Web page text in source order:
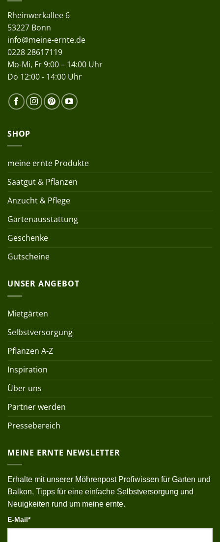
Rheinwerkallee 6
53227 Bonn
info@meine-ernte.de
0228 28617119
Mo-Mi, Fr 9:00 – 14:00 Uhr
Do 12:00 - 14:00 Uhr
SHOP
meine ernte Produkte
Saatgut & Pflanzen
Anzucht & Pflege
Gartenausstattung
Geschenke
Gutscheine
UNSER ANGEBOT
Mietgärten
Selbstversorgung
Pflanzen A-Z
Inspiration
Über uns
Partner werden
Pressebereich
MEINE ERNTE NEWSLETTER
Erhalte mit unserer Möhrenpost Profiwissen für Garten und
Balkon, Tipps für eine einfache Selbstversorgung und
Neuigkeiten rund um meine ernte.
E-Mail*